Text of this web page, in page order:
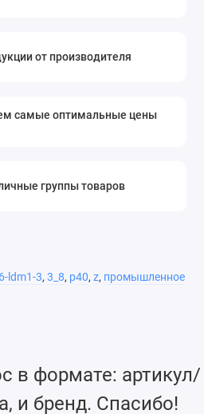
от производителя
самые оптимальные цены
группы товаров
ldm1-3, 3_8, p40, z, промышленное
в формате: артикул/
и бренд. Спасибо!